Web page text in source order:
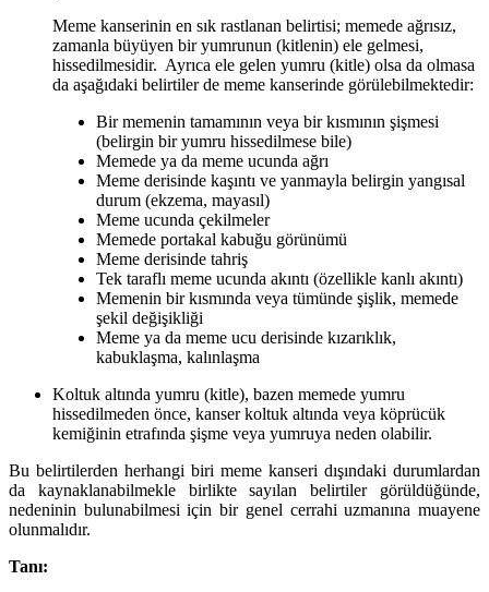
Meme kanserinin en sık rastlanan belirtisi; memede ağrısız,
zamanla büyüyen bir yumrunun (kitlenin) ele gelmesi,
hissedilmesidir. Ayrıca ele gelen yumru (kitle) olsa da olmasa
da aşağıdaki belirtiler de meme kanserinde görülebilmektedir:
Bir memenin tamamının veya bir kısmının şişmesi
(belirgin bir yumru hissedilmese bile)
Memede ya da meme ucunda ağrı
Meme derisinde kaşıntı ve yanmayla belirgin yangısal
durum (ekzema, mayasıl)
Meme ucunda çekilmeler
Memede portakal kabuğu görünümü
Meme derisinde tahriş
Tek taraflı meme ucunda akıntı (özellikle kanlı akıntı)
Memenin bir kısmında veya tümünde şişlik, memede
şekil değişikliği
Meme ya da meme ucu derisinde kızarıklık,
kabuklaşma, kalınlaşma
Koltuk altında yumru (kitle), bazen memede yumru
hissedilmeden önce, kanser koltuk altında veya köprücük
kemiğinin etrafında şişme veya yumruya neden olabilir.
Bu belirtilerden herhangi biri meme kanseri dışındaki durumlardan
da kaynaklanabilmekle birlikte sayılan belirtiler görüldüğünde,
nedeninin bulunabilmesi için bir genel cerrahi uzmanına muayene
olunmalıdır.
Tanı: